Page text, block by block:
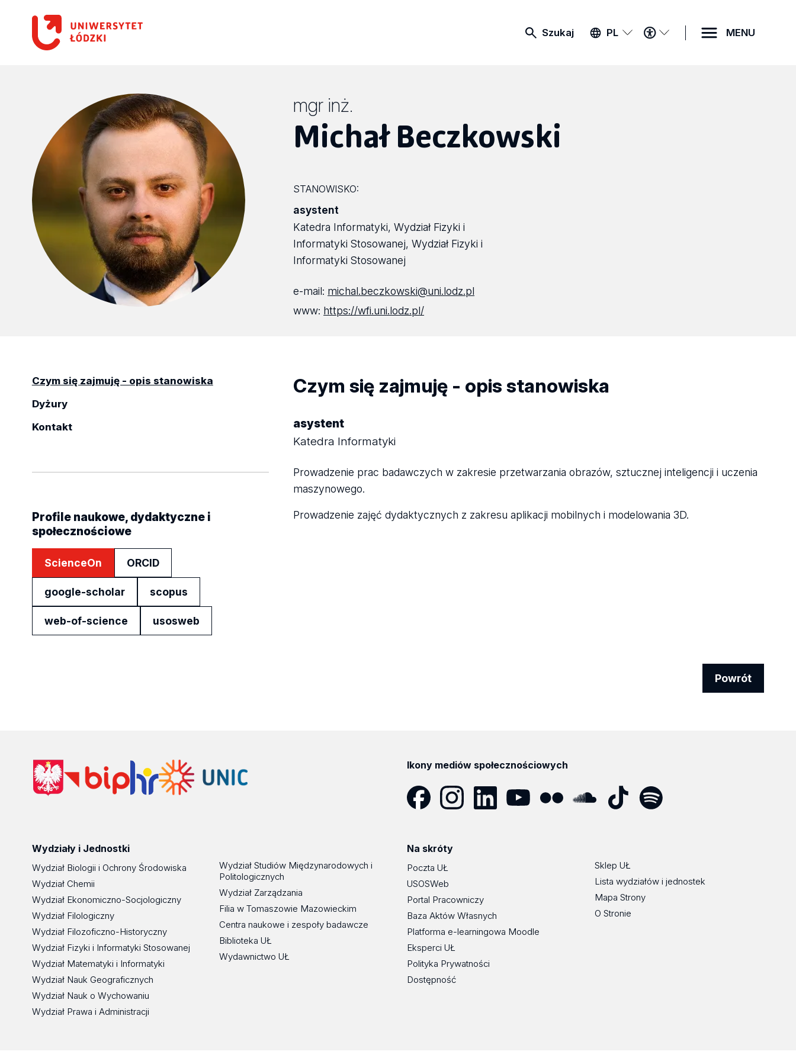
Szukaj PL
MENU
DOSTĘPNOŚCI
MENU
mgr inż.
Michał Beczkowski
STANOWISKO:
asystent
Katedra Informatyki, Wydział Fizyki i
Informatyki Stosowanej, Wydział Fizyki i
Informatyki Stosowanej
e-mail: michal.beczkowski@uni.lodz.pl
www: https://wfi.uni.lodz.pl/
Czym się zajmuję - opis stanowiska
Dyżury
Kontakt
Profile naukowe, dydaktyczne i
społecznościowe
ScienceOn ORCID
google-scholar scopus
web-of-science usosweb
Czym się zajmuję - opis stanowiska
asystent
Katedra Informatyki
Prowadzenie prac badawczych w zakresie przetwarzania obrazów, sztucznej inteligencji i uczenia
maszynowego.
Prowadzenie zajęć dydaktycznych z zakresu aplikacji mobilnych i modelowania 3D.
Powrót
Ikony mediów społecznościowych
Wydziały i Jednostki
Wydział Biologii i Ochrony Środowiska
Wydział Chemii
Wydział Ekonomiczno-Socjologiczny
Wydział Filologiczny
Wydział Filozoficzno-Historyczny
Wydział Fizyki i Informatyki Stosowanej
Wydział Matematyki i Informatyki
Wydział Nauk Geograficznych
Wydział Nauk o Wychowaniu
Wydział Prawa i Administracji
Wydział Studiów Międzynarodowych i
Politologicznych
Wydział Zarządzania
Filia w Tomaszowie Mazowieckim
Centra naukowe i zespoły badawcze
Biblioteka UŁ
Wydawnictwo UŁ
Na skróty
Poczta UŁ
USOSWeb
Portal Pracowniczy
Baza Aktów Własnych
Platforma e-learningowa Moodle
Eksperci UŁ
Polityka Prywatności
Dostępność
Sklep UŁ
Lista wydziałów i jednostek
Mapa Strony
O Stronie